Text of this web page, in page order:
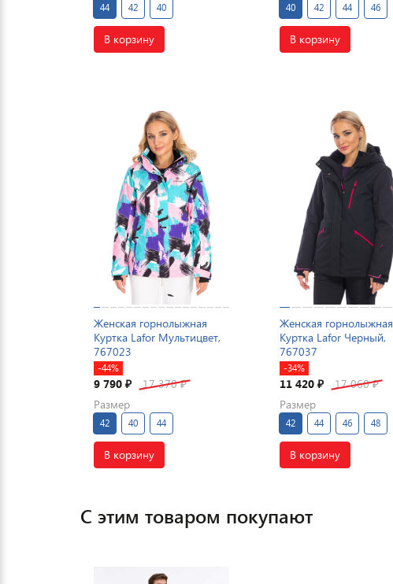
44 42 40
В корзину
40 42 44 46
В корзину
Женская горнолыжная
Куртка Lafor Мультицвет,
767023
-44%
9 790 ₽ 17 370₽
Размер
42 40 44
В корзину
Женская горнолыжная
Куртка Lafor Черный,
767037
-34%
11 420₽ 17 060₽
Размер
42 44 46 48
В корзину
С этим товаром покупают